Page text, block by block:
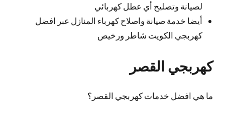
لصيانة وتصليح أي عطل كهربائي
أيضا خدمة صيانة واصلاح كهرباء المنازل عبر افضل
كهربجي الكويت شاطر ورخيص
كهربجي القصر
ما هي افضل خدمات كهربجي القصر؟